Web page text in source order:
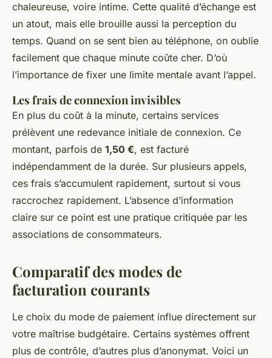
chaleureuse, voire intime. Cette qualité d’échange est
un atout, mais elle brouille aussi la perception du
temps. Quand on se sent bien au téléphone, on oublie
facilement que chaque minute coûte cher. D’où
l’importance de fixer une limite mentale avant l’appel.
Les frais de connexion invisibles
En plus du coût à la minute, certains services
prélèvent une redevance initiale de connexion. Ce
montant, parfois de 1,50 €, est facturé
indépendamment de la durée. Sur plusieurs appels,
ces frais s’accumulent rapidement, surtout si vous
raccrochez rapidement. L’absence d’information
claire sur ce point est une pratique critiquée par les
associations de consommateurs.
Comparatif des modes de
facturation courants
Le choix du mode de paiement influe directement sur
votre maîtrise budgétaire. Certains systèmes offrent
plus de contrôle, d’autres plus d’anonymat. Voici un